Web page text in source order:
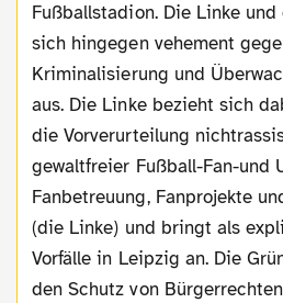
Fußballstadion. Die Linke
sich hingegen vehement
Kriminalisierung und
aus. Die Linke bezieht sich
die Vorverurteilung
gewaltfreier Fußball-Fan-und
Fanbetreuung, Fanprojekte
(die Linke) und bringt als
Vorfälle in Leipzig an. Die
den Schutz von